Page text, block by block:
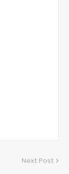
Next Post